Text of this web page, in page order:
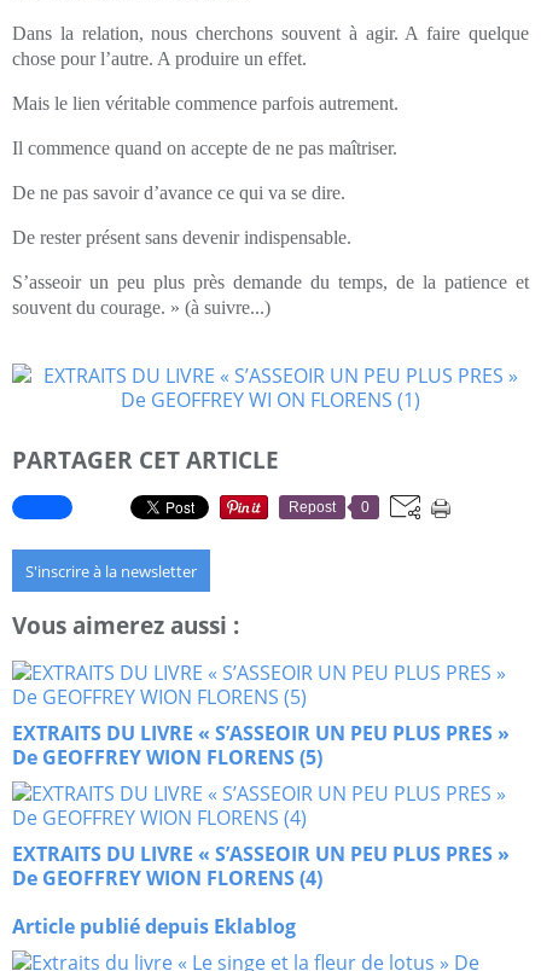
Dans la relation, nous cherchons souvent à agir. A faire quelque
chose pour l’autre. A produire un effet.
Mais le lien véritable commence parfois autrement.
Il commence quand on accepte de ne pas maîtriser.
De ne pas savoir d’avance ce qui va se dire.
De rester présent sans devenir indispensable.
S’asseoir un peu plus près demande du temps, de la patience et
souvent du courage. » (à suivre...)
PARTAGER CET ARTICLE
Repost 0
S'inscrire à la newsletter
Vous aimerez aussi :
EXTRAITS DU LIVRE « S’ASSEOIR UN PEU PLUS PRES »
De GEOFFREY WION FLORENS (5)
EXTRAITS DU LIVRE « S’ASSEOIR UN PEU PLUS PRES »
De GEOFFREY WION FLORENS (4)
Article publié depuis Eklablog